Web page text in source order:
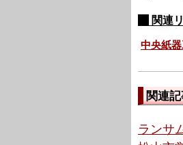
関連
中央紙
関連
ランサ